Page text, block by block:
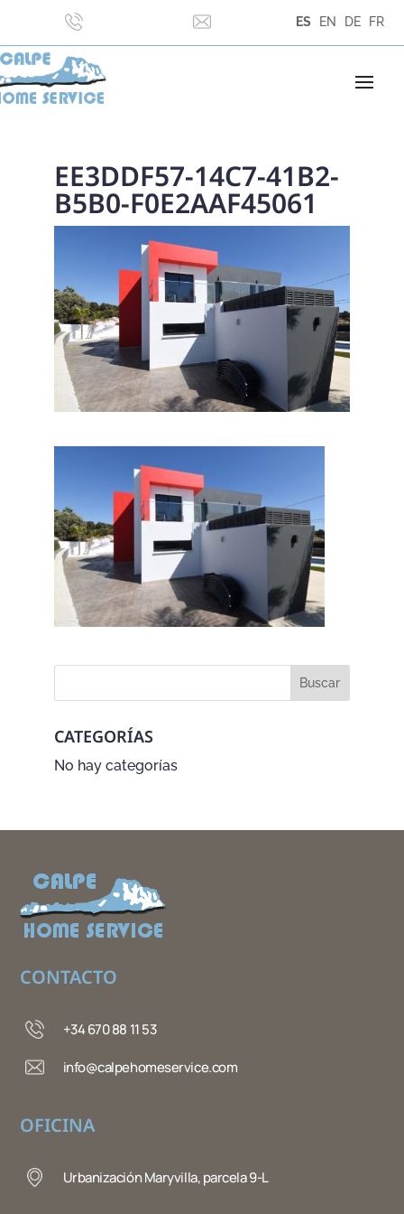
ES EN DE FR
EE3DDF57-14C7-41B2-
B5B0-F0E2AAF45061
CATEGORÍAS
No hay categorías
CONTACTO
+34 670 88 11 53
info@calpehomeservice.com
OFICINA
Urbanización Maryvilla, parcela 9-L